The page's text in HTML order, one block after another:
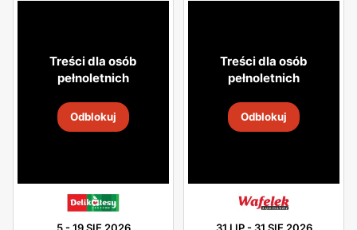
Treści dla osób
pełnoletnich
Odblokuj
Treści dla osób
pełnoletnich
Odblokuj